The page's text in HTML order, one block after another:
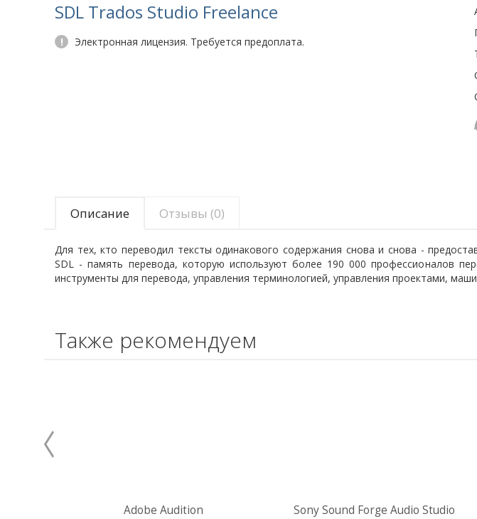
SDL Trados Studio Freelance
! Электронная лицензия. Требуется предоплата.
Описание Отзывы (0)
Для тех, кто переводил тексты одинакового содержания снова и снова -
SDL - память перевода, которую используют более 190 000 профессионалов
инструменты для перевода, управления терминологией, управления проектами,
Также рекомендуем
Adobe Audition Sony Sound Forge Audio Studio